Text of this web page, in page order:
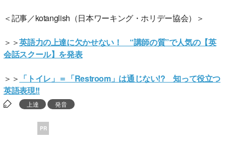
＜記事／kotanglish（日本ワーキング・ホリデー協会）＞
＞＞英語力の上達に欠かせない！ “講師の質”で人気の【英
会話スクール】を発表
＞＞ 「トイレ」＝「Restroom」は通じない!? 知って役立つ
英語表現!!
上達 発音
PR